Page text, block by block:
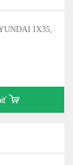
IX35,